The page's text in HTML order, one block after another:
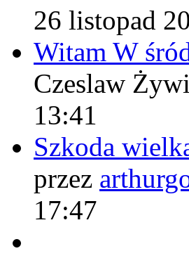
26 listopad
Witam W
Czeslaw
13:41
Szkoda
przez
17:47